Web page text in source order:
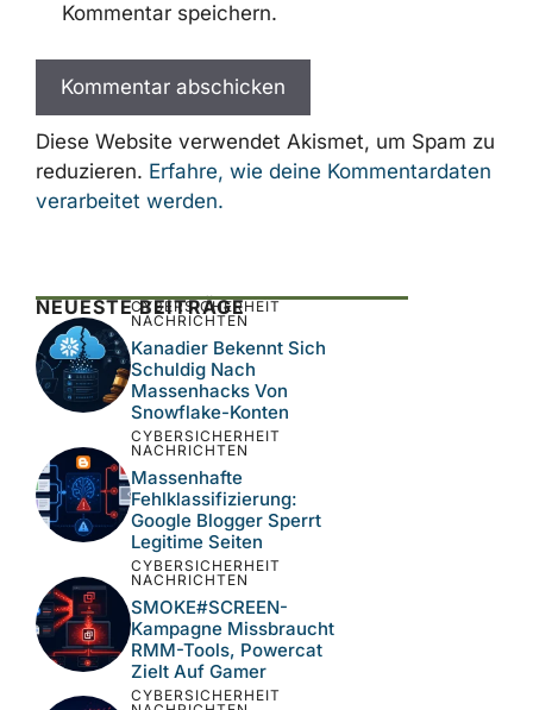
Kommentar speichern.
Diese Website verwendet Akismet, um Spam zu
reduzieren. Erfahre, wie deine Kommentardaten
verarbeitet werden.
NEUESTE BEITRÄGE
CYBERSICHERHEIT
NACHRICHTEN
Kanadier Bekennt Sich
Schuldig Nach
Massenhacks Von
Snowflake-Konten
CYBERSICHERHEIT
NACHRICHTEN
Massenhafte
Fehlklassifizierung:
Google Blogger Sperrt
Legitime Seiten
CYBERSICHERHEIT
NACHRICHTEN
SMOKE#SCREEN-
Kampagne Missbraucht
RMM-Tools, Powercat
Zielt Auf Gamer
CYBERSICHERHEIT